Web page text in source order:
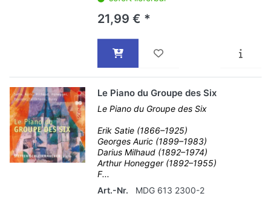
21,99 € *
Le Piano du Groupe des Six
Le Piano du Groupe des Six
Erik Satie (1866–1925)
Georges Auric (1899–1983)
Darius Milhaud (1892–1974)
Arthur Honegger (1892–1955)
F...
Art.-Nr.
MDG 613 2300-2